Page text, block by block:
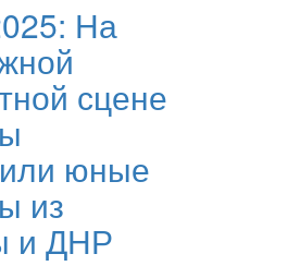
На
сцене
юные
из
и ДНР